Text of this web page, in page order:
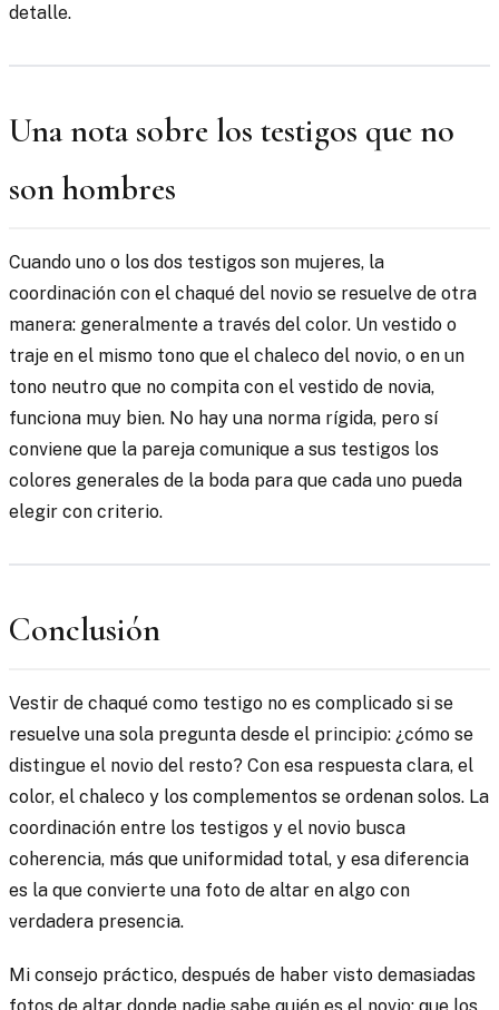
detalle.
Una nota sobre los testigos que no
son hombres
Cuando uno o los dos testigos son mujeres, la
coordinación con el chaqué del novio se resuelve de otra
manera: generalmente a través del color. Un vestido o
traje en el mismo tono que el chaleco del novio, o en un
tono neutro que no compita con el vestido de novia,
funciona muy bien. No hay una norma rígida, pero sí
conviene que la pareja comunique a sus testigos los
colores generales de la boda para que cada uno pueda
elegir con criterio.
Conclusión
Vestir de chaqué como testigo no es complicado si se
resuelve una sola pregunta desde el principio: ¿cómo se
distingue el novio del resto? Con esa respuesta clara, el
color, el chaleco y los complementos se ordenan solos. La
coordinación entre los testigos y el novio busca
coherencia, más que uniformidad total, y esa diferencia
es la que convierte una foto de altar en algo con
verdadera presencia.
Mi consejo práctico, después de haber visto demasiadas
fotos de altar donde nadie sabe quién es el novio: que los